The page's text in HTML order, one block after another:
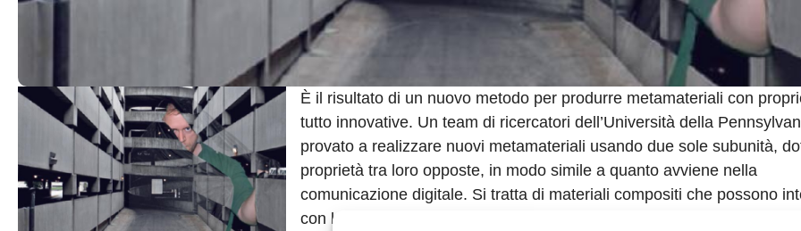
È il risultato di un nuovo metodo per produrre metamateriali con
tutto innovative. Un team di ricercatori dell’Università della
provato a realizzare nuovi metamateriali usando due sole subunità,
proprietà tra loro opposte, in modo simile a quanto avviene nella
comunicazione digitale. Si tratta di materiali compositi che possono
con la luce, con il suono e più in generale con le onde. Il